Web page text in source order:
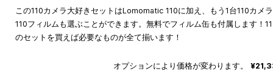
この110カメラ大好きセットはLomomatic 110に加え、もう1台110カメ
110フィルムも選ぶことができます。無料でフィルム缶も付属します！
のセットを買えば必要なものが全て揃います！
オプションにより価格が変わります。